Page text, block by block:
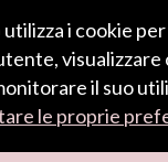
GooglePay, PayPal
i cookie
il suo
le proprie